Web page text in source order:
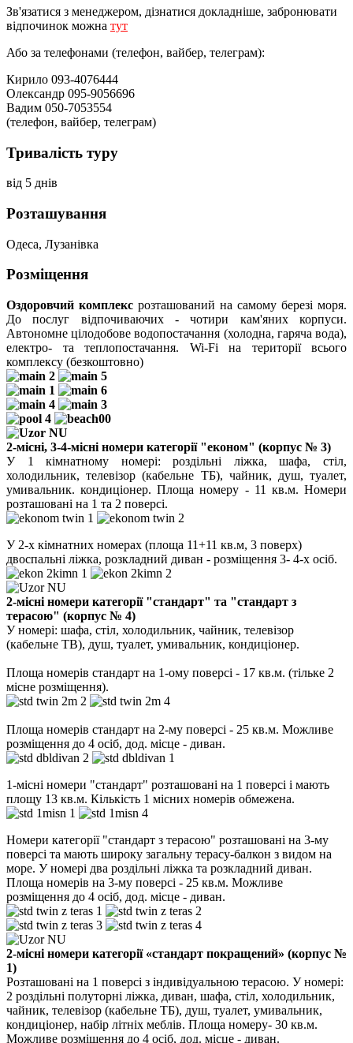
Зв'язатися з менеджером, дізнатися докладніше, забронювати
відпочинок можна тут
Або за телефонами (телефон, вайбер, телеграм):
Кирило 093-4076444
Олександр 095-9056696
Вадим 050-7053554
(телефон, вайбер, телеграм)
Тривалість туру
від 5 днів
Розташування
Одеса, Лузанівка
Розміщення
Оздоровчий комплекс розташований на самому березі моря.
До послуг відпочиваючих - чотири кам'яних корпуси.
Автономне цілодобове водопостачання (холодна, гаряча вода),
електро- та теплопостачання. Wi-Fi на території всього
комплексу (безкоштовно)
2-місні, 3-4-місні номери категорії "економ" (корпус № 3)
У 1 кімнатному номері: роздільні ліжка, шафа, стіл,
холодильник, телевізор (кабельне ТБ), чайник, душ, туалет,
умивальник. кондиціонер. Площа номеру - 11 кв.м. Номери
розташовані на 1 та 2 поверсі.
У 2-х кімнатних номерах (площа 11+11 кв.м, 3 поверх)
двоспальні ліжка, розкладний диван - розміщення 3- 4-х осіб.
2-місні номери категорії "стандарт" та "стандарт з
терасою" (корпус № 4)
У номері: шафа, стіл, холодильник, чайник, телевізор
(кабельне ТВ), душ, туалет, умивальник, кондиціонер.
Площа номерів стандарт на 1-ому поверсі - 17 кв.м. (тільке 2
місне розміщення).
Площа номерів стандарт на 2-му поверсі - 25 кв.м. Можливе
розміщення до 4 осіб, дод. місце - диван.
1-місні номери "стандарт" розташовані на 1 поверсі і мають
площу 13 кв.м. Кількість 1 місних номерів обмежена.
Номери категорії "стандарт з терасою" розташовані на 3-му
поверсі та мають широку загальну терасу-балкон з видом на
море. У номері два роздільні ліжка та розкладний диван.
Площа номерів на 3-му поверсі - 25 кв.м. Можливе
розміщення до 4 осіб, дод. місце - диван.
2-місні номери категорії «стандарт покращений» (корпус №
1)
Розташовані на 1 поверсі з індивідуальною терасою. У номері:
2 роздільні полуторні ліжка, диван, шафа, стіл, холодильник,
чайник, телевізор (кабельне ТБ), душ, туалет, умивальник,
кондиціонер, набір літніх меблів. Площа номеру- 30 кв.м.
Можливе розміщення до 4 осіб, дод. місце - диван.